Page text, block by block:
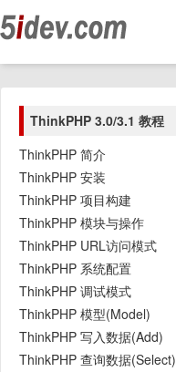
ThinkPHP 3.0/3.1 教程
ThinkPHP 简介
ThinkPHP 安装
ThinkPHP 项目构建
ThinkPHP 模块与操作
ThinkPHP URL访问模式
ThinkPHP 系统配置
ThinkPHP 调试模式
ThinkPHP 模型(Model)
ThinkPHP 写入数据(Add)
ThinkPHP 查询数据(Select)